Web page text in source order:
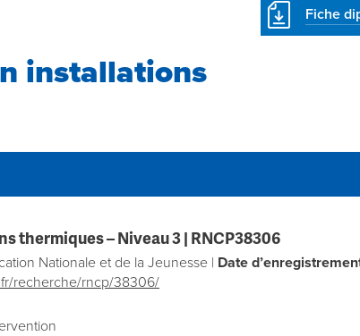
Fiche
installations
thermiques– Niveau 3 | RNCP38306
Nationale et de la Jeunesse | Date
recherche/rncp/38306/